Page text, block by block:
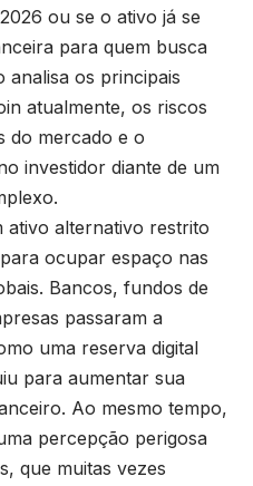
ou se o ativo já se
para quem busca
analisa os principais
atualmente, os riscos
do mercado e o
investidor diante de um
ativo alternativo restrito
ocupar espaço nas
Bancos, fundos de
passaram a
uma reserva digital
para aumentar sua
Ao mesmo tempo,
percepção perigosa
que muitas vezes